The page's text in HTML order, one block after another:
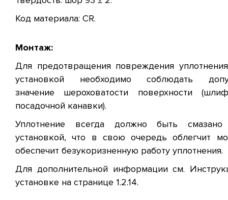
Код материала: CR.
Монтаж:
Для предотвращения повреждения
установкой необходимо соблюдать
значение шероховатости поверхности
посадочной канавки).
Уплотнение всегда должно быть
установкой, что в свою очередь облегчит
обеспечит безукоризненную работу уплотнения.
Для дополнительной информации см.
установке на странице 1.2.14.